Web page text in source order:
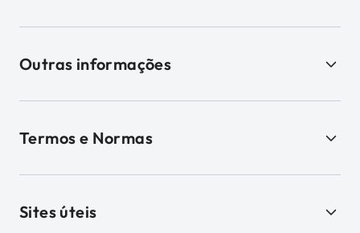
Outras informações
Termos e Normas
Sites úteis